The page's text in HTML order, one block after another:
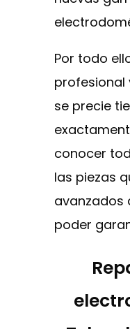
Por todo
profesional
se precie
conocer
las piezas
avanzados
poder